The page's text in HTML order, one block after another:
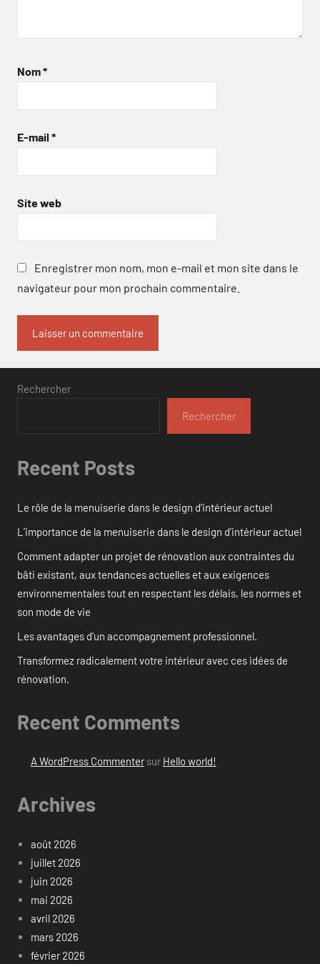
Nom*
E-mail *
Site web
Enregistrer mon nom, mon e-mail et mon site dans le
navigateur pour mon prochain commentaire.
Rechercher
Rechercher
Recent Posts
Le rôle de la menuiserie dans le design d’intérieur actuel
L’importance de la menuiserie dans le design d’intérieur actuel
Comment adapter un projet de rénovation aux contraintes du
bâti existant, aux tendances actuelles et aux exigences
environnementales tout en respectant les délais, les normes et
son mode de vie
Les avantages d’un accompagnement professionnel.
Transformez radicalement votre intérieur avec ces idées de
rénovation.
Recent Comments
A WordPress Commentersur Hello world!
Archives
août 2026
juillet 2026
juin 2026
mai 2026
avril 2026
mars 2026
février 2026